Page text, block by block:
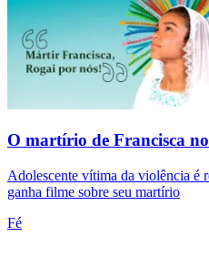
O martírio de Francisca
Adolescente vítima da violência é
ganha filme sobre seu martírio
Fé